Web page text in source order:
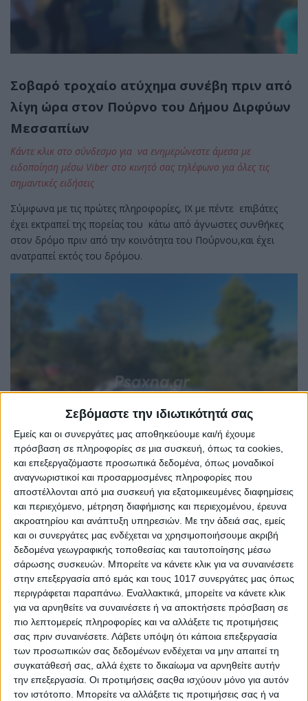
Σεβόμαστε την ιδιωτικότητά σας
Εμείς και οι συνεργάτες μας αποθηκεύουμε και/ή έχουμε
πρόσβαση σε πληροφορίες σε μια συσκευή, όπως τα cookies,
και επεξεργαζόμαστε προσωπικά δεδομένα, όπως μοναδικοί
αναγνωριστικοί και προσαρμοσμένες πληροφορίες που
αποστέλλονται από μια συσκευή για εξατομικευμένες διαφημίσεις
και περιεχόμενο, μέτρηση διαφήμισης και περιεχομένου, έρευνα
ακροατηρίου και ανάπτυξη υπηρεσιών. Με την άδειά σας, εμείς
και οι συνεργάτες μας ενδέχεται να χρησιμοποιήσουμε ακριβή
δεδομένα γεωγραφικής τοποθεσίας και ταυτοποίησης μέσω
σάρωσης συσκευών. Μπορείτε να κάνετε κλικ για να συναινέσετε
στην επεξεργασία από εμάς και τους 1017 συνεργάτες μας όπως
περιγράφεται παραπάνω. Εναλλακτικά, μπορείτε να κάνετε κλικ
για να αρνηθείτε να συναινέσετε ή να αποκτήσετε πρόσβαση σε
πιο λεπτομερείς πληροφορίες και να αλλάξετε τις προτιμήσεις
σας πριν συναινέσετε. Λάβετε υπόψη ότι κάποια επεξεργασία
των προσωπικών σας δεδομένων ενδέχεται να μην απαιτεί τη
συγκατάθεσή σας, αλλά έχετε το δικαίωμα να αρνηθείτε αυτήν
την επεξεργασία. Οι προτιμήσεις σαςθα ισχύουν μόνο για αυτόν
τον ιστότοπο. Μπορείτε να αλλάξετε τις προτιμήσεις σας ή να
Σοβαρό τροχαίο ατύχημα συνέβη πριν από
λίγη ώρα στον Πούρνο του Δήμου Διρφύων
Μεσσαπίων
Κάντε κλικ στο σύνδεσμο για να ενημερώνεστε άμεσα με
ειδοποίηση μέσω Viber στο κινητό σας τηλέφωνο για όλες τις
σημαντικές ειδήσεις
Σύμφωνα με τις πρώτες πληροφορίες, ΙΧ με πέντε επιβάτες
έχει εκτραπεί της πορείας του κάτω από άγνωστες συνθήκες
στον δρόμο πριν από την κοινότητα του Πούρνου,και έχει
ανατραπεί εκτός του δρόμου.
Σύμφωνα με τις ίδιες πληροφορίες οι πέντε επιβάτες έχουν
εγκλωβιστεί στο όχημα.